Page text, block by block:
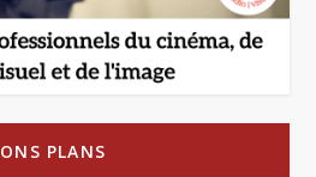
PLANS